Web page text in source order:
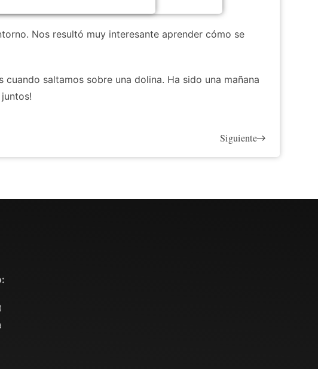
Nos resultó muy interesante aprender cómo se
saltamos sobre una dolina. Ha sido una mañana
Siguiente